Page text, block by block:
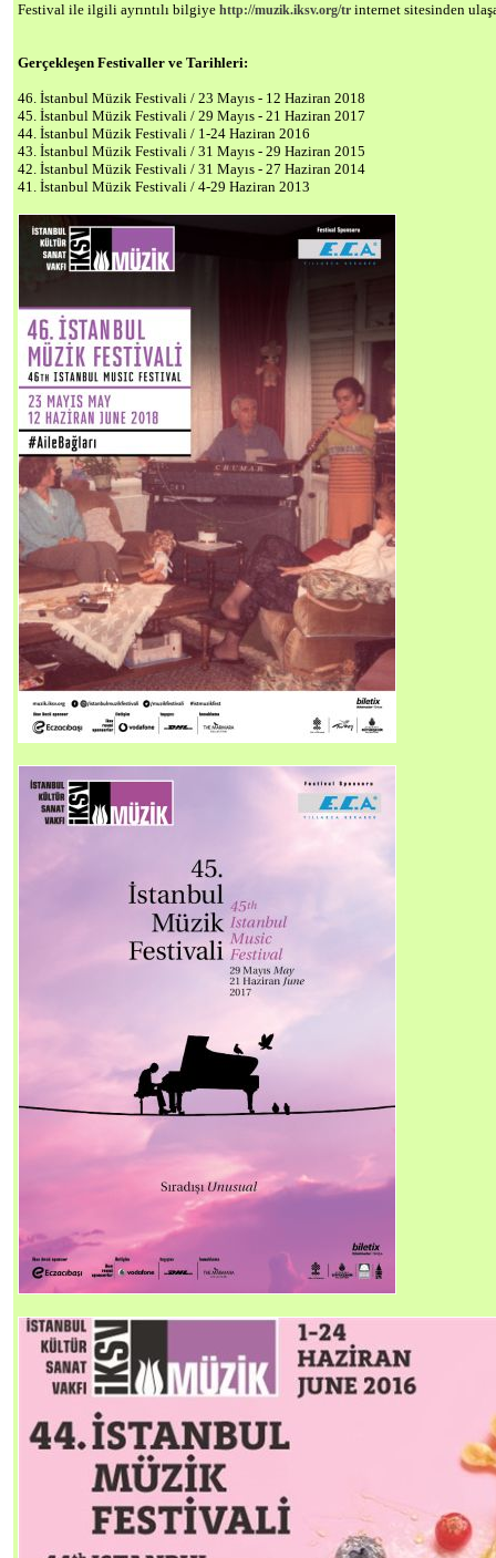
Festival ile ilgili ayrıntılı bilgiye http://muzik.iksv.org/tr internet sitesinden
Gerçekleşen Festivaller ve Tarihleri:
46. İstanbul Müzik Festivali / 23 Mayıs - 12 Haziran 2018
45. İstanbul Müzik Festivali / 29 Mayıs - 21 Haziran 2017
44. İstanbul Müzik Festivali / 1-24 Haziran 2016
43. İstanbul Müzik Festivali / 31 Mayıs - 29 Haziran 2015
42. İstanbul Müzik Festivali / 31 Mayıs - 27 Haziran 2014
41. İstanbul Müzik Festivali / 4-29 Haziran 2013